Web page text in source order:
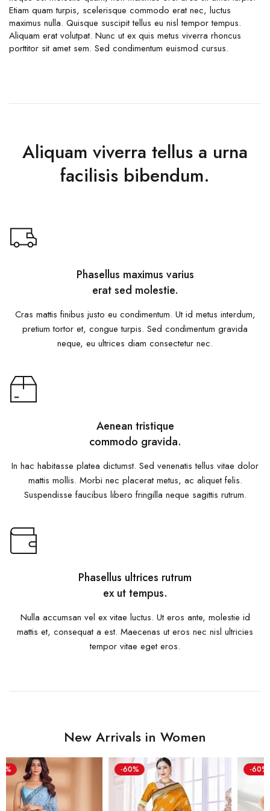
Etiam quam turpis, scelerisque commodo erat nec, luctus
maximus nulla. Quisque suscipit tellus eu nisl tempor tempus.
Aliquam erat volutpat. Nunc ut ex quis metus viverra rhoncus
porttitor sit amet sem. Sed condimentum euismod cursus.
Aliquam viverra tellus a urna
facilisis bibendum.
Phasellus maximus varius
erat sed molestie.
Cras mattis finibus justo eu condimentum. Ut id metus interdum,
pretium tortor et, congue turpis. Sed condimentum gravida
neque, eu ultrices diam consectetur nec.
Aenean tristique
commodo gravida.
In hac habitasse platea dictumst. Sed venenatis tellus vitae dolor
mattis mollis. Morbi nec placerat metus, ac aliquet felis.
Suspendisse faucibus libero fringilla neque sagittis rutrum.
Phasellus ultrices rutrum
ex ut tempus.
Nulla accumsan vel ex vitae luctus. Ut eros ante, molestie id
mattis et, consequat a est. Maecenas ut eros nec nisl ultricies
tempor vitae eget eros.
New Arrivals in Women
-60% -60%